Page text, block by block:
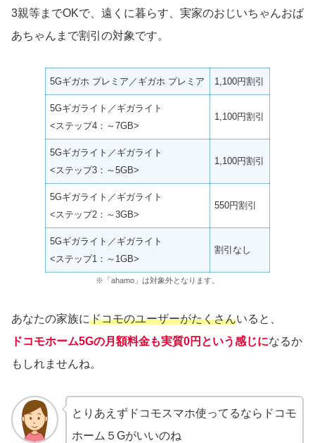
3親等までOKで、遠くに暮らす、実家のおじいちゃんおば
あちゃんまで割引の対象です。
5Gギガホ プレミア／ギガホ プレミア 1,100円割引
5Gギガライト／ギガライト
<ステップ4：～7GB>
1,100円割引
5Gギガライト／ギガライト
<ステップ3：～5GB>
1,100円割引
5Gギガライト／ギガライト
<ステップ2：～3GB>
550円割引
5Gギガライト／ギガライト
<ステップ1：～1GB>
割引なし
※「ahamo」は対象外となります。
あなたの家族にドコモのユーザーがたくさんいると、
ドコモホーム5Gの月額料金も実質0円という感じになるか
もしれませんね。
とりあえずドコモスマホ使ってるならドコモ
ホーム５Gがいいのね